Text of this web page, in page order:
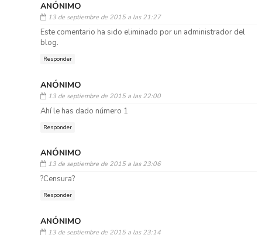
ANÓNIMO
13 de septiembre de 2015 a las 21:27
Este comentario ha sido eliminado por un administrador del
blog.
Responder
ANÓNIMO
13 de septiembre de 2015 a las 22:00
Ahí le has dado número 1
Responder
ANÓNIMO
13 de septiembre de 2015 a las 23:06
?Censura?
Responder
ANÓNIMO
13 de septiembre de 2015 a las 23:14